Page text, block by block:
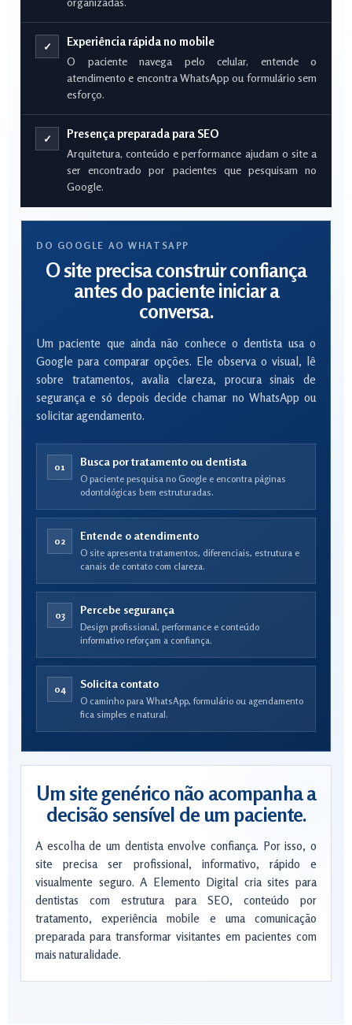
✓ Experiência rápida no mobile
O paciente navega pelo celular, entende o
atendimento e encontra WhatsApp ou formulário sem
esforço.
✓ Presença preparada para SEO
Arquitetura, conteúdo e performance ajudam o site a
ser encontrado por pacientes que pesquisam no
Google.
DO GOOGLE AO WHATSAPP
O site precisa construir confiança
antes do paciente iniciar a
conversa.
Um paciente que ainda não conhece o dentista usa o
Google para comparar opções. Ele observa o visual, lê
sobre tratamentos, avalia clareza, procura sinais de
segurança e só depois decide chamar no WhatsApp ou
solicitar agendamento.
01 Busca por tratamento ou dentista
O paciente pesquisa no Google e encontra páginas
odontológicas bem estruturadas.
02 Entende o atendimento
O site apresenta tratamentos, diferenciais, estrutura e
canais de contato com clareza.
03 Percebe segurança
Design profissional, performance e conteúdo
informativo reforçam a confiança.
04 Solicita contato
O caminho para WhatsApp, formulário ou agendamento
fica simples e natural.
Um site genérico não acompanha a
decisão sensível de um paciente.
A escolha de um dentista envolve confiança. Por isso, o
site precisa ser profissional, informativo, rápido e
visualmente seguro. A Elemento Digital cria sites para
dentistas com estrutura para SEO, conteúdo por
tratamento, experiência mobile e uma comunicação
preparada para transformar visitantes em pacientes com
mais naturalidade.